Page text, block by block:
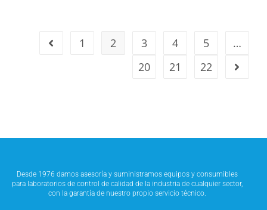
1 2 3 4 5
…
20
21 22
Desde 1976 damos asesoría y suministramos equipos y consumibles
para laboratorios de control de calidad de la industria de cualquier sector,
con la garantía de nuestro propio servicio técnico.